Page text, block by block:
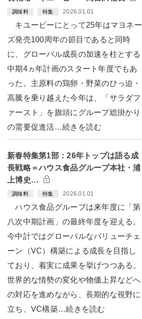
調味料 特集 2026.01.01
キユーピーにとって25年はマヨネー
ズ発売100周年の節目であると同時
に、グローバル成長の加速を柱とする
中期4ヵ年計画のスタート年度でもあ
った。主原料の鶏卵・野菜のひっ迫・
高騰を乗り越えた今年は、「サラダフ
ァースト」を旗頭にグループ総掛かり
の需要促進活…続きを読む
新春特集第1部：26年トップは語る成
長戦略＝ハウス食品グループ本社・浦
上博史…
調味料 特集 2026.01.01
ハウス食品グループは来年度に「第
八次中期計画」の最終年度を迎える。
今中計ではグローバルなバリューチェ
ーン（VC）構築による成長を目指し
ており、着実に成果を挙げつつある。
世界的な情勢の変化や物価上昇などへ
の対応を進めながら、長期的な視野に
立ち、VC構築…続きを読む